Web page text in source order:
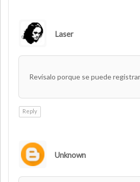
Laser
Revísalo porque se puede
Reply
Unknown